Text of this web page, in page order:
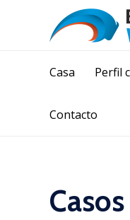
Casa Perfil
Contacto